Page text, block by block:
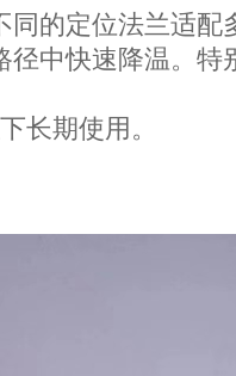
的定位法兰适配
中快速降温。特
长期使用。